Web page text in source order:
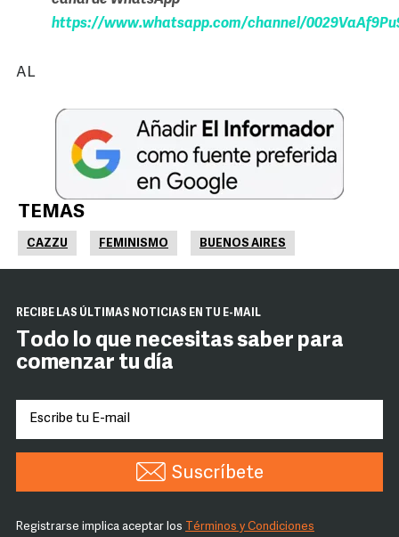
https://www.whatsapp.com/channel/
AL
TEMAS
CAZZU FEMINISMO BUENOS AIRES
RECIBE LAS ÚLTIMAS NOTICIAS EN TU E-MAIL
Todo lo que necesitas saber para
comenzar tu día
Suscríbete
Registrarse implica aceptar los Términos y Condiciones